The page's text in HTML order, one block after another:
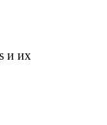
и их